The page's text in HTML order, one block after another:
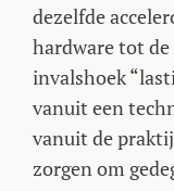
dezelfde
hardware tot
invalshoek
vanuit een
vanuit de
zorgen om